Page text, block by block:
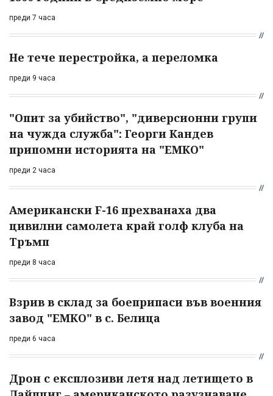
преди 7 часа
Не тече перестройка, а переломка
преди 9 часа
"Опит за убийство", "диверсионни групи
на чужда служба": Георги Кандев
припомни историята на "ЕМКО"
преди 2 часа
Американски F-16 прехванаха два
цивилни самолета край голф клуба на
Тръмп
преди 8 часа
Взрив в склад за боеприпаси във военния
завод "ЕМКО" в с. Белица
преди 6 часа
Дрон с експлозиви летя над летището в